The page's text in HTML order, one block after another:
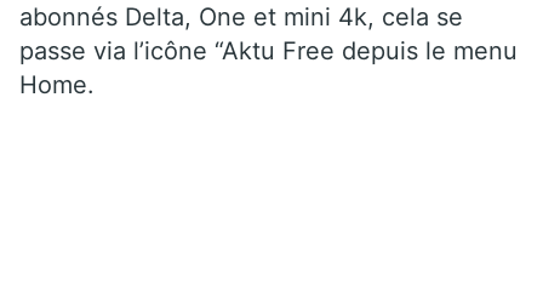
abonnés Delta, One et mini 4k, cela se
passe via l’icône “Aktu Free depuis le menu
Home.